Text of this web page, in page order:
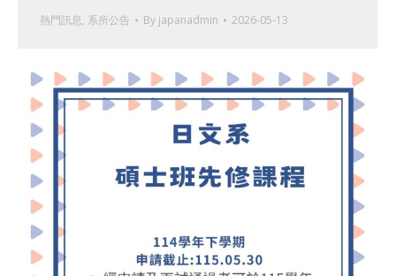
熱門訊息, 系所公告 By japanadmin 2026-05-13